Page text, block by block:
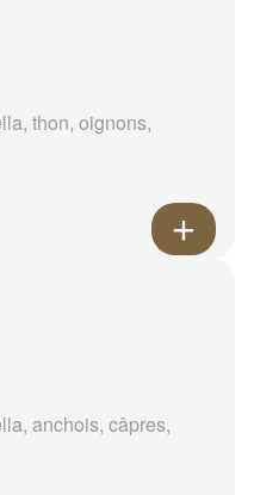
thon, oignons,
anchois, câpres,